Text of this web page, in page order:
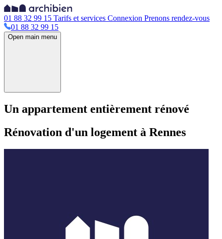
01 88 32 99 15 Tarifs et services Connexion Prenons rendez-vous
01 88 32 99 15
Open main menu
Un appartement entièrement rénové
Rénovation d'un logement à Rennes